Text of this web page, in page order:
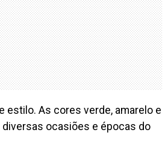
estilo. As cores verde, amarelo e
diversas ocasiões e épocas do